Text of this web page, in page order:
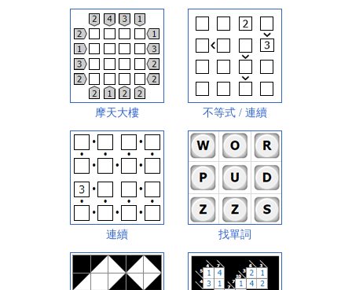
摩天大樓 不等式 / 連續
連續 找單詞